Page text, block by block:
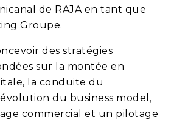
de RAJA en tant que
Groupe.
des stratégies
sur la montée en
la conduite du
du business model,
commercial et un pilotage